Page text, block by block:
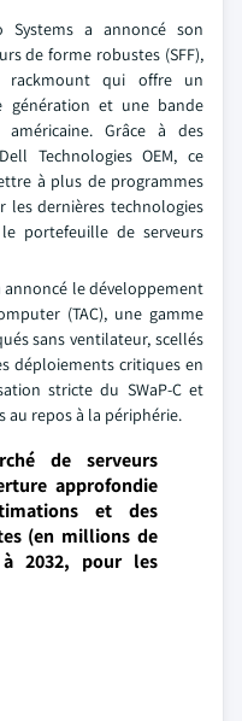
Systems a annoncé son
de forme robustes (SFF),
rackmount qui offre un
génération et une bande
Grâce à des
Technologies OEM, ce
à plus de programmes
les dernières technologies
le portefeuille de serveurs
annoncé le développement
(TAC), une gamme
sans ventilateur, scellés
déploiements critiques en
stricte du SWaP-C et
au repos à la périphérie.
de serveurs
approfondie
et des
(en millions de
2032, pour les